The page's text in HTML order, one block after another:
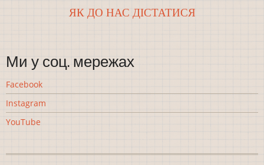
ЯК ДО НАС ДІСТАТИСЯ
Ми у соц. мережах
Facebook
Instagram
YouTube